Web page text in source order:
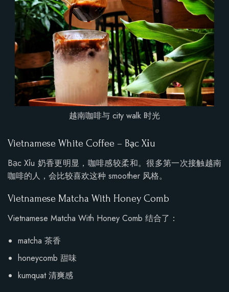
越南咖啡与 city walk 时光
Vietnamese White Coffee – Bạc Xỉu
Bạc Xỉu 奶香更明显，咖啡感较柔和。很多第一次接触越南
咖啡的人，会比较喜欢这种 smoother 风格。
Vietnamese Matcha With Honey Comb
Vietnamese Matcha With Honey Comb 结合了：
matcha 茶香
honeycomb 甜味
kumquat 清爽感